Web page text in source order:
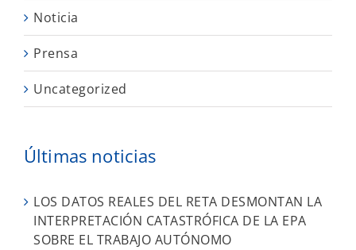
Noticia
Prensa
Uncategorized
Últimas noticias
LOS DATOS REALES DEL RETA DESMONTAN LA
INTERPRETACIÓN CATASTRÓFICA DE LA EPA
SOBRE EL TRABAJO AUTÓNOMO